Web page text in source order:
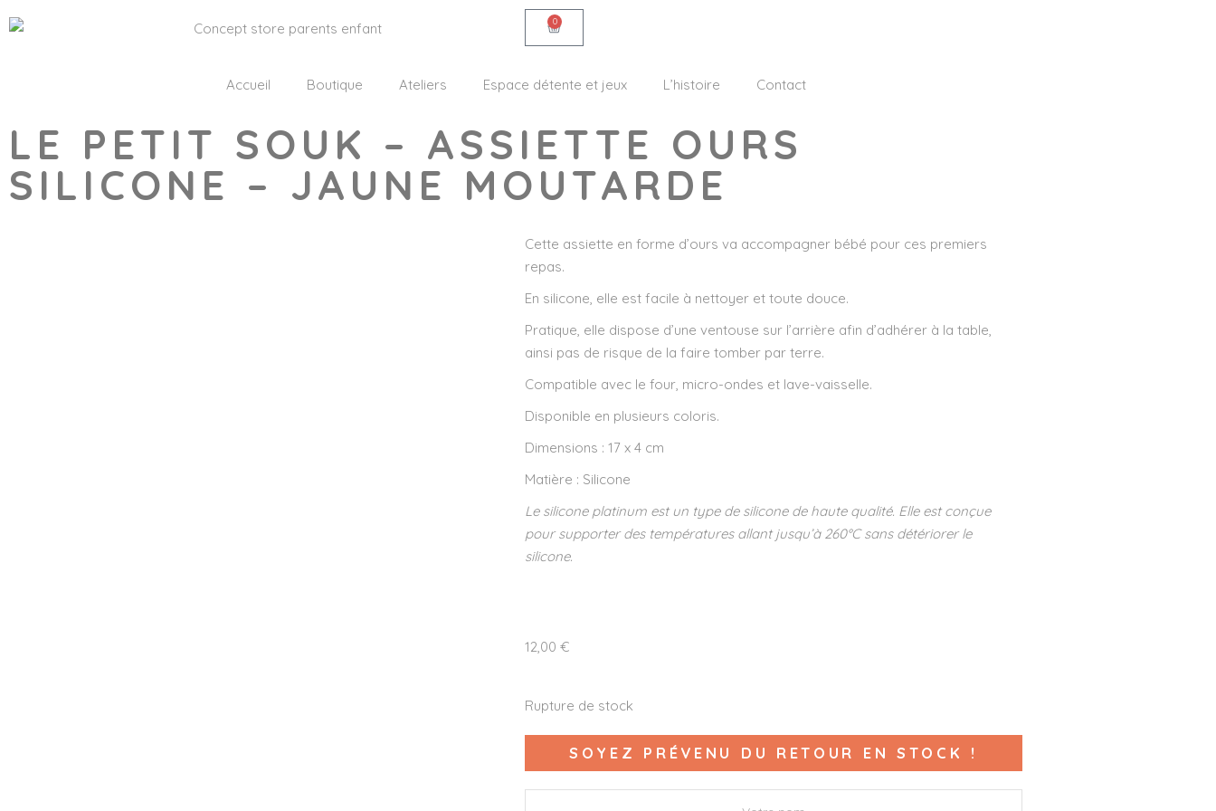
0
Accueil Boutique Ateliers Espace détente et jeux L’histoire Contact
LE PETIT SOUK – ASSIETTE OURS
SILICONE – JAUNE MOUTARDE
Cette assiette en forme d’ours va accompagner bébé pour ces premiers
repas.
En silicone, elle est facile à nettoyer et toute douce.
Pratique, elle dispose d’une ventouse sur l’arrière afin d’adhérer à la table,
ainsi pas de risque de la faire tomber par terre.
Compatible avec le four, micro-ondes et lave-vaisselle.
Disponible en plusieurs coloris.
Dimensions : 17 x 4 cm
Matière : Silicone
Le silicone platinum est un type de silicone de haute qualité. Elle est conçue
pour supporter des températures allant jusqu’à 260°C sans détériorer le
silicone.
12,00 €
Rupture de stock
SOYEZ PRÉVENU DU RETOUR EN STOCK !